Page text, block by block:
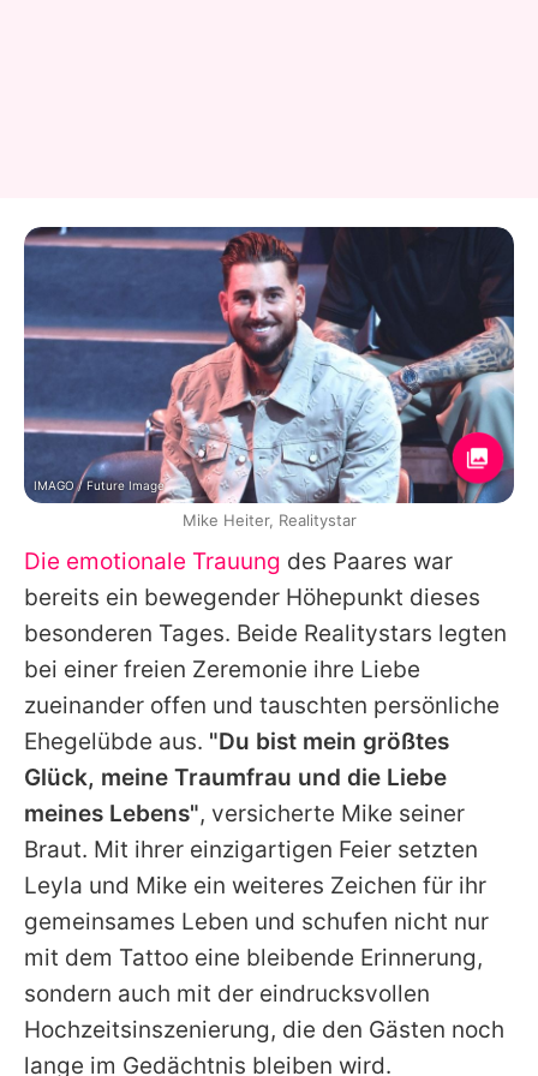
Die emotionale Trauung des Paares war
bereits ein bewegender Höhepunkt dieses
besonderen Tages. Beide Realitystars legten
bei einer freien Zeremonie ihre Liebe
zueinander offen und tauschten persönliche
Ehegelübde aus. "Du bist mein größtes
Glück, meine Traumfrau und die Liebe
meines Lebens", versicherte Mike seiner
Braut. Mit ihrer einzigartigen Feier setzten
Leyla und Mike ein weiteres Zeichen für ihr
gemeinsames Leben und schufen nicht nur
mit dem Tattoo eine bleibende Erinnerung,
sondern auch mit der eindrucksvollen
Hochzeitsinszenierung, die den Gästen noch
lange im Gedächtnis bleiben wird.
IMAGO / Future Image
Mike Heiter, Realitystar